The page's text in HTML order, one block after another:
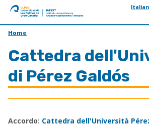
ULPGC
Ir
inicio
de
IATEXT
Home
Cattedra
di Pérez Galdós
Accordo: Cattedra dell'Università